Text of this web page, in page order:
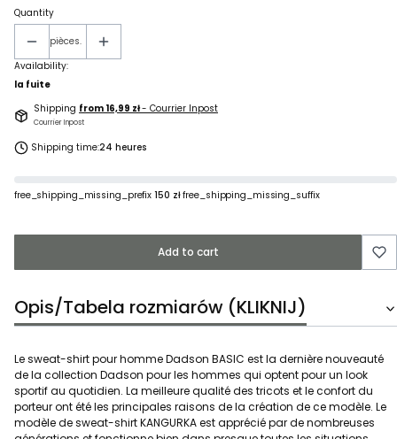
Quantity
pièces.
Availability:
la fuite
Shipping from 16,99 zł- Courrier Inpost
Courrier Inpost
Shipping time:24 heures
free_shipping_missing_prefix150 złfree_shipping_missing_suffix
Add to cart
Opis/Tabela rozmiarów (KLIKNIJ)
Le sweat-shirt pour homme Dadson BASIC est la dernière nouveauté
de la collection Dadson pour les hommes qui optent pour un look
sportif au quotidien. La meilleure qualité des tricots et le confort du
porteur ont été les principales raisons de la création de ce modèle. Le
modèle de sweat-shirt KANGURKA est apprécié par de nombreuses